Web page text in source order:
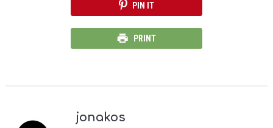
PIN IT
PRINT
jonakos